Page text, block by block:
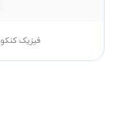
فیزیک